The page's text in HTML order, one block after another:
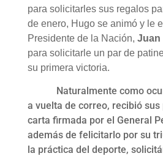
para solicitarles sus regalos
de enero, Hugo se animó y le
Presidente de la Nación, Juan
para solicitarle un par de
su primera victoria.
Naturalmente como
a vuelta de correo, recibió sus
carta firmada por el General
además de felicitarlo por su
la práctica del deporte,